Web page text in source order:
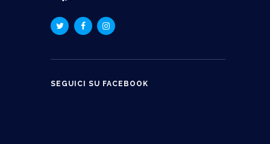
SEGUICI SU FACEBOOK